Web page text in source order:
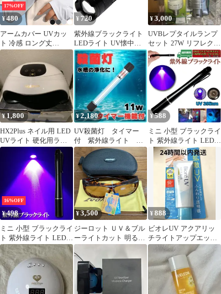
17%OFF
¥480
アームカバー UVカッ
ト 冷感 ロング丈
UPF50+ 紫外線 日焼け
対策 袖 腕 ゆったり カ
バー 予防 防止 カバー
アームスリーブ 伸縮性
クール ひんやり 涼しい
運転 UV メンズ レディ
ース ブラック 黒 グレ
ー ライトグレー ホワイ
ト 白
¥ 720
紫外線ブラックライト
LEDライト UV懐中電
灯 釣り ジェルネイル
¥3,000
UVBレプタイルランプ
セット 27W リフレクタ
ー付き
¥ 1,800
HX2Plus ネイル用 LED
UVライト 硬化用ライ
ト
¥2,180
UV殺菌灯 タイマー
付 紫外線ライト
11w 滅菌ランプ
¥588
ミニ 小型 ブラックライ
ト 紫外線ライト LEDラ
イト 395nm UVライト
ハンディUV懐中電灯
防水 レジン用硬化ライ
ト 夜釣り ペットのオシ
ッコ 汚れ対策
16%OFF
¥498
ミニ 小型 ブラックライ
ト 紫外線ライト LEDラ
イト 395nm UVライト
ハンディUV懐中電灯
防水 レジン用硬化ライ
ト 夜釣り ペットのオシ
ッコ 汚れ対策
¥3,500
ジーロット ＵＶ＆ブル
ーライトカット 明るい
偏光オーバーグラス
ブラウンデミ
¥888
ビオレUV アクアリッ
チライトアップエッセ
ンスa 日焼け止めエッ
センス